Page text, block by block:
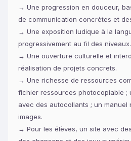
→ Une progression en douceur,
de communication concrètes et
→ Une exposition ludique à la
progressivement au fil des niveaux.
→ Une ouverture culturelle et
réalisation de projets concrets.
→ Une richesse de ressources
fichier ressources photocopiable ;
avec des autocollants ; un manuel
images.
→ Pour les élèves, un site avec